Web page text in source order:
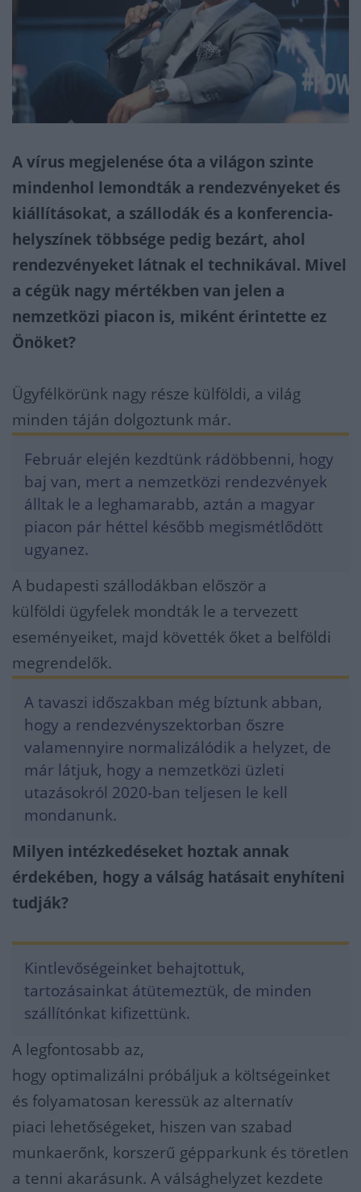
A vírus megjelenése óta a világon szinte
mindenhol lemondták a rendezvényeket és
kiállításokat, a szállodák és a konferencia-
helyszínek többsége pedig bezárt, ahol
rendezvényeket látnak el technikával. Mivel
a cégük nagy mértékben van jelen a
nemzetközi piacon is, miként érintette ez
Önöket?
Ügyfélkörünk nagy része külföldi, a világ
minden táján dolgoztunk már.
Február elején kezdtünk rádöbbenni, hogy
baj van, mert a nemzetközi rendezvények
álltak le a leghamarabb, aztán a magyar
piacon pár héttel később megismétlődött
ugyanez.
A budapesti szállodákban először a
külföldi ügyfelek mondták le a tervezett
eseményeiket, majd követték őket a belföldi
megrendelők.
A tavaszi időszakban még bíztunk abban,
hogy a rendezvényszektorban őszre
valamennyire normalizálódik a helyzet, de
már látjuk, hogy a nemzetközi üzleti
utazásokról 2020-ban teljesen le kell
mondanunk.
Milyen intézkedéseket hoztak annak
érdekében, hogy a válság hatásait enyhíteni
tudják?
Kintlevőségeinket behajtottuk,
tartozásainkat átütemeztük, de minden
szállítónkat kifizettünk.
A legfontosabb az,
hogy optimalizálni próbáljuk a költségeinket
és folyamatosan keressük az alternatív
piaci lehetőségeket, hiszen van szabad
munkaerőnk, korszerű gépparkunk és töretlen
a tenni akarásunk. A válsághelyzet kezdete